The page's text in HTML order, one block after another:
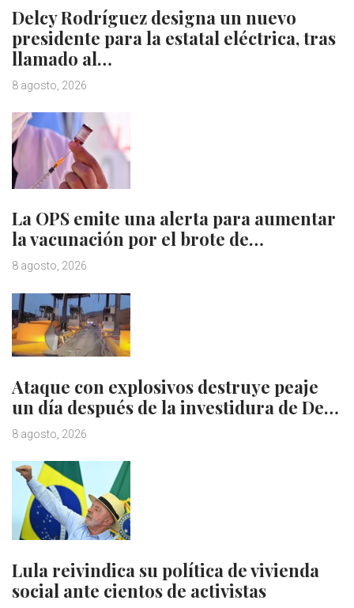
Delcy Rodríguez designa un nuevo
presidente para la estatal eléctrica, tras
llamado al…
8 agosto, 2026
La OPS emite una alerta para aumentar
la vacunación por el brote de…
8 agosto, 2026
Ataque con explosivos destruye peaje
un día después de la investidura de De…
8 agosto, 2026
Lula reivindica su política de vivienda
social ante cientos de activistas